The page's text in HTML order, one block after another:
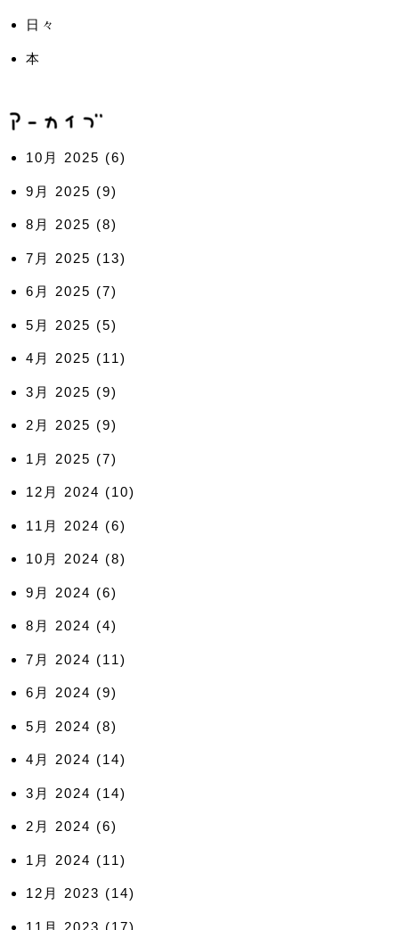
日々
本
10月 2025 (6)
9月 2025 (9)
8月 2025 (8)
7月 2025 (13)
6月 2025 (7)
5月 2025 (5)
4月 2025 (11)
3月 2025 (9)
2月 2025 (9)
1月 2025 (7)
12月 2024 (10)
11月 2024 (6)
10月 2024 (8)
9月 2024 (6)
8月 2024 (4)
7月 2024 (11)
6月 2024 (9)
5月 2024 (8)
4月 2024 (14)
3月 2024 (14)
2月 2024 (6)
1月 2024 (11)
12月 2023 (14)
11月 2023 (17)